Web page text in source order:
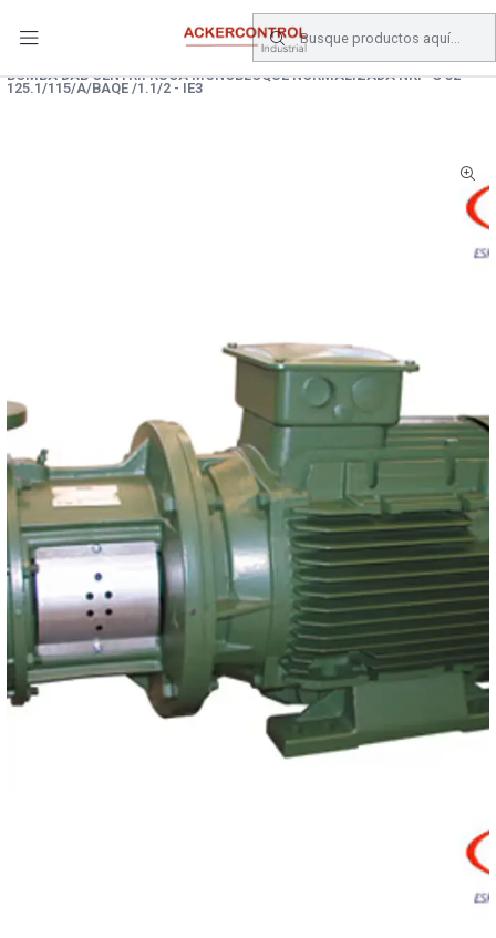
Equipos de Bombeo
BOMBA DAB CENTRIFRUGA MONOBLOQUE NORMALIZADA NKP-G 32-
125.1/115/A/BAQE /1.1/2 - IE3